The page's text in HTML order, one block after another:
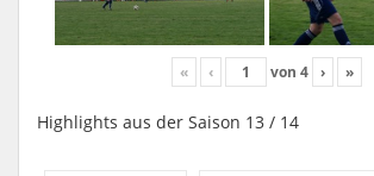
« ‹ von 4 › »
Highlights aus der Saison 13 / 14